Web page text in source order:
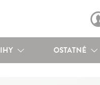
OSTATNÉ